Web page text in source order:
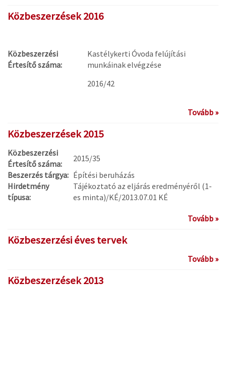
Közbeszerzések 2016
Közbeszerzési
Értesítő száma:
Kastélykerti Óvoda felújítási
munkáinak elvégzése
2016/42
Tovább »
Közbeszerzések 2015
Közbeszerzési
Értesítő száma:
2015/35
Beszerzés tárgya: Építési beruházás
Hirdetmény
típusa:
Tájékoztató az eljárás eredményéről (1-
es minta)/KÉ/2013.07.01 KÉ
Tovább »
Közbeszerzési éves tervek
Tovább »
Közbeszerzések 2013